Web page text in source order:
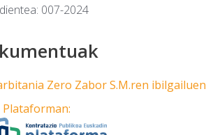
007-2024
Zero Zabor S.M.ren